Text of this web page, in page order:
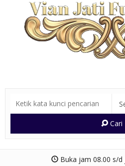
Cari
Buka jam 08.00 s/d